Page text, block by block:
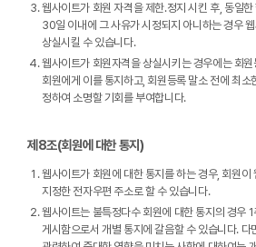
웹사이트가 회원 자격을 제한․정지 시킨 후, 동일
30일 이내에 그 사유가 시정되지 아니하는 경우
상실시킬 수 있습니다.
웹사이트가 회원자격을 상실시키는 경우에는 회
회원에게 이를 통지하고, 회원등록 말소 전에 최
정하여 소명할 기회를 부여합니다.
제8조(회원에 대한 통지)
웹사이트가 회원에 대한 통지를 하는 경우, 회원이
지정한 전자우편 주소로 할 수 있습니다.
웹사이트는 불특정다수 회원에 대한 통지의 경우
게시함으로서 개별 통지에 갈음할 수 있습니다. 다